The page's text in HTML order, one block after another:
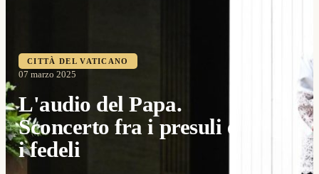
CITTÀ DEL VATICANO
07 marzo 2025
L'audio del Papa.
Sconcerto fra i presuli e
i fedeli